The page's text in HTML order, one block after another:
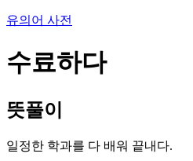
유의어 사전
수료하다
뜻풀이
일정한 학과를 다 배워 끝내다.